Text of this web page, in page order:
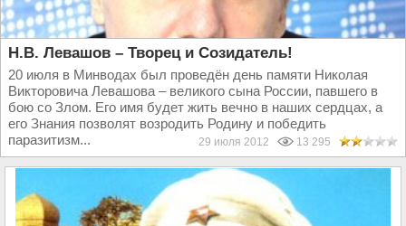
Н.В. Левашов – Творец и Созидатель!
20 июля в Минводах был проведён день памяти Николая
Викторовича Левашова – великого сына России, павшего в
бою со Злом. Его имя будет жить вечно в наших сердцах, а
его Знания позволят возродить Родину и победить
паразитизм...
29 июля 2012 13 295